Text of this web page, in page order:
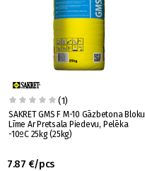
(1)
SAKRET GMS F M-10 Gāzbetona Bloku
Līme Ar Pretsala Piedevu, Pelēka
-10ºC 25kg (25kg)
7.87 €/pcs